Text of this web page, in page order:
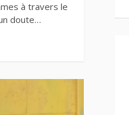
à travers le
doute…